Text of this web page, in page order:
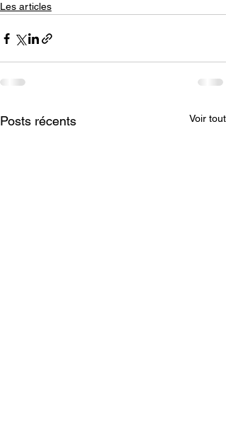
Les articles
Posts récents Voir tout